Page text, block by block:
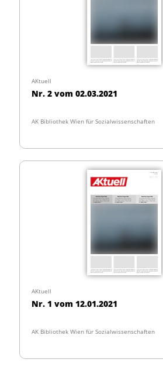
AKtuell
Nr. 2 vom 02.03.2021
AK Bibliothek Wien für Sozialwissenschaften
AKtuell
Nr. 1 vom 12.01.2021
AK Bibliothek Wien für Sozialwissenschaften